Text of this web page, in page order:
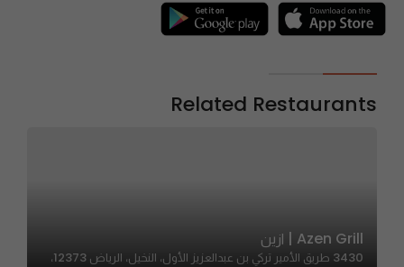
Related Restaurants
Azen Grill | ازين
3430 طريق الأمير تركي بن عبدالعزيز الأول، النخيل، الرياض 12373،